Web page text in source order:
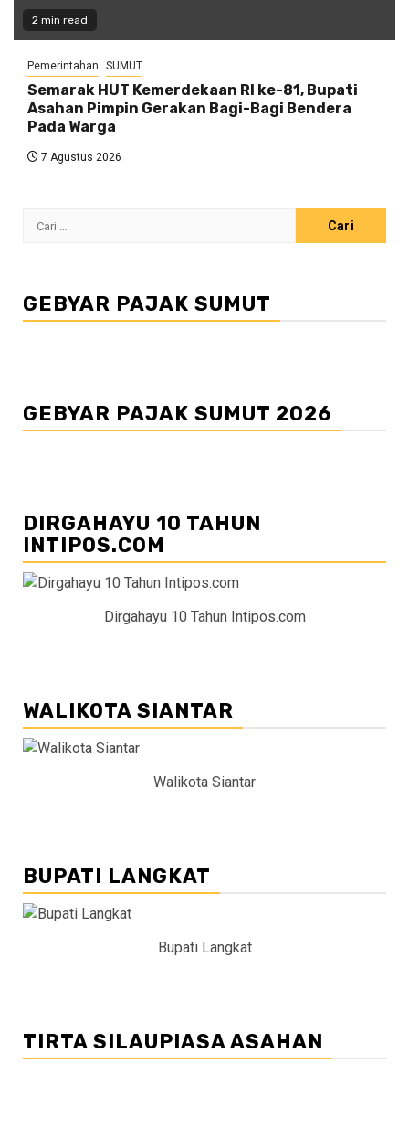
2 min read
Pemerintahan SUMUT
Semarak HUT Kemerdekaan RI ke-81, Bupati
Asahan Pimpin Gerakan Bagi-Bagi Bendera
Pada Warga
7 Agustus 2026
Cari
GEBYAR PAJAK SUMUT
GEBYAR PAJAK SUMUT 2026
DIRGAHAYU 10 TAHUN
INTIPOS.COM
Dirgahayu 10 Tahun Intipos.com
WALIKOTA SIANTAR
Walikota Siantar
BUPATI LANGKAT
Bupati Langkat
TIRTA SILAUPIASA ASAHAN